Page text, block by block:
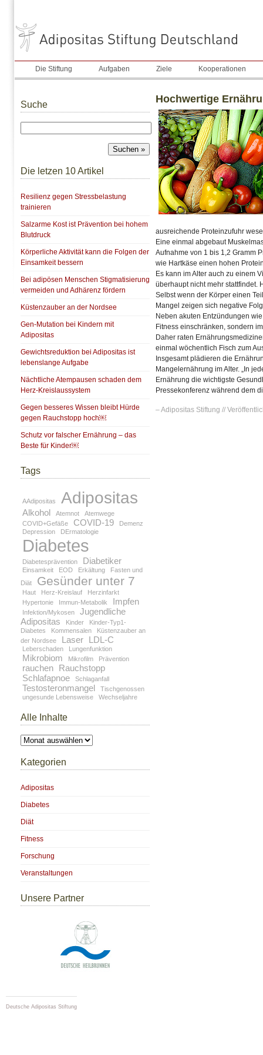
Die Stiftung Aufgaben Ziele Kooperationen
Suche
Die letzen 10 Artikel
Resilienz gegen Stressbelastung
trainieren
Salzarme Kost ist Prävention bei hohem
Blutdruck
Körperliche Aktivität kann die Folgen der
Einsamkeit bessern
Bei adipösen Menschen Stigmatisierung
vermeiden und Adhärenz fördern
Küstenzauber an der Nordsee
Gen-Mutation bei Kindern mit
Adipositas
Gewichtsreduktion bei Adipositas ist
lebenslange Aufgabe
Nächtliche Atempausen schaden dem
Herz-Kreislaussystem
Gegen besseres Wissen bleibt Hürde
gegen Rauchstopp hoch￼
Schutz vor falscher Ernährung – das
Beste für Kinder￼
Tags
AAdipositas Adipositas
Alkohol Atemnot
Atemwege
COVID+Gefäße
COVID-19
Demenz
Depression
DErmatologie
Diabetes
Diabetesprävention Diabetiker
Einsamkeit EOD Erkältung
Fasten und
Diät
Gesünder unter 7
Haut Herz-Kreislauf
Herzinfarkt
Hypertonie
Immun-Metabolik Impfen
Infektion/Mykosen
Jugendliche
Adipositas
Kinder
Kinder-Typ1-
Diabetes
Kommensalen
Küstenzauber an
der Nordsee
Laser LDL-C
Leberschaden Lungenfunktion
Mikrobiom Mikrofilm Prävention
rauchen Rauchstopp
Schlafapnoe
Schlaganfall
Testosteronmangel
Tischgenossen
ungesunde Lebensweise
Wechseljahre
Alle Inhalte
Alle
Inhalte
Kategorien
Adipositas
Diabetes
Diät
Fitness
Forschung
Veranstaltungen
Unsere Partner
Hochwertige
ausreichende Proteinzufuhr
Eine einmal abgebaut
Aufnahme von 1 bis 1,2 Gramm
wie Hartkäse einen hohen
Es kann im Alter auch zu einem
überhaupt nicht mehr stattfindet.
Selbst wenn der Körper einen
Mangel zeigen sich negative
Neben akuten Entzündungen
Fitness einschränken, sondern
Daher raten
einmal wöchentlich Fisch zum
Insgesamt plädieren die
Mangelernährung im Alter. „In
Ernährung die wichtigste
Pressekonferenz während dem
– Adipositas Stiftung //
Deutsche Adipositas Stiftung